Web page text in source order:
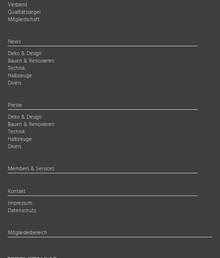
Verband
Qualitätssiegel
Mitgliedschaft
News
Deko & Design
Bauen & Renovieren
Technik
Halbzeuge
Divers
Presse
Deko & Design
Bauen & Renovieren
Technik
Halbzeuge
Divers
Members & Services
Kontakt
Impressum
Datenschutz
Mitgliederbereich